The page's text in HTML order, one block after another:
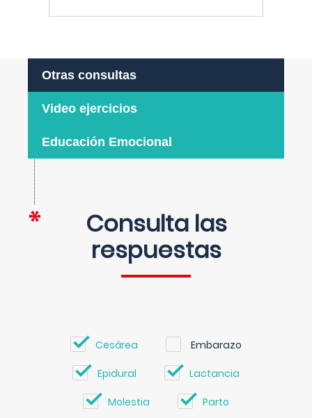
Otras consultas
Video ejercicios
Educación Emocional
Consulta las
respuestas
Cesárea Embarazo
Epidural Lactancia
Molestia Parto